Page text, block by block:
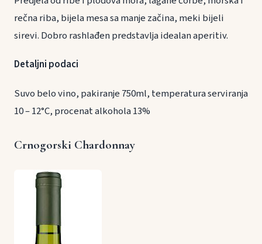
rečna riba, bijela mesa sa manje začina, meki bijeli
sirevi. Dobro rashlađen predstavlja idealan aperitiv.
Detaljni podaci
Suvo belo vino, pakiranje 750ml, temperatura serviranja
10 – 12°C, procenat alkohola 13%
Crnogorski Chardonnay